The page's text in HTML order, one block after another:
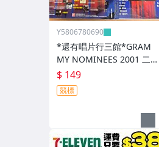
Y5806780690
*還有唱片行三館*GRAM
MY NOMINEES 2001 二
手 ZZ21403
$ 149
競標